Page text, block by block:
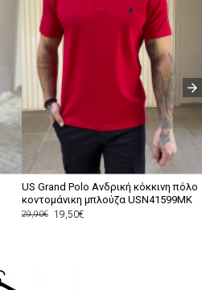
US Grand Polo Ανδρική κόκκινη πόλο
κοντομάνικη μπλούζα USN41599MK
19,50€
29,90€